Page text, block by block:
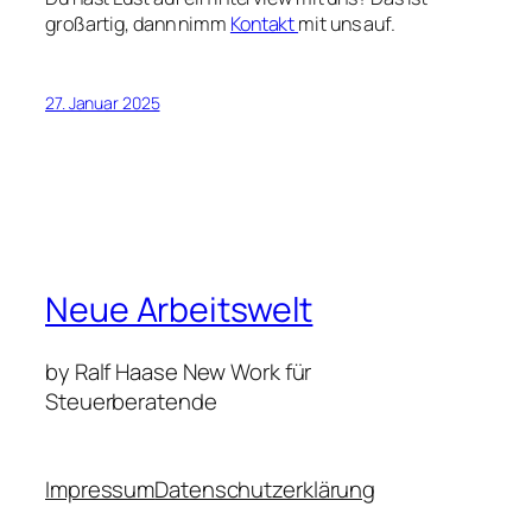
großartig, dann nimm Kontaktmit uns auf.
27. Januar 2025
Neue Arbeitswelt
by Ralf Haase New Work für
Steuerberatende
ImpressumDatenschutzerklärung